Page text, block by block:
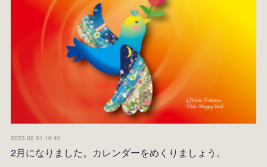
2023.02.01 16:40
2月になりました。カレンダーをめくりましょう。